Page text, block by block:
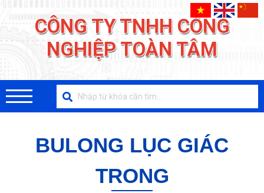
CÔNG TY TNHH CÔNG
NGHIỆP TOÀN TÂM
BULONG LỤC GIÁC
TRONG